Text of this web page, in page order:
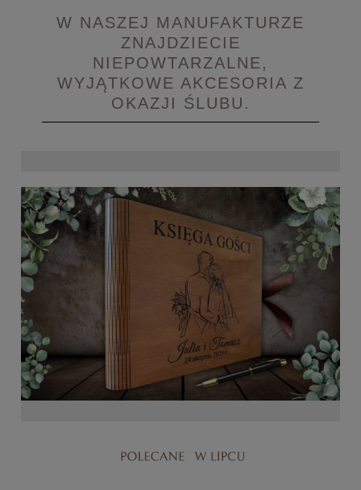
W NASZEJ MANUFAKTURZE
ZNAJDZIECIE
NIEPOWTARZALNE,
WYJĄTKOWE AKCESORIA Z
OKAZJI ŚLUBU.